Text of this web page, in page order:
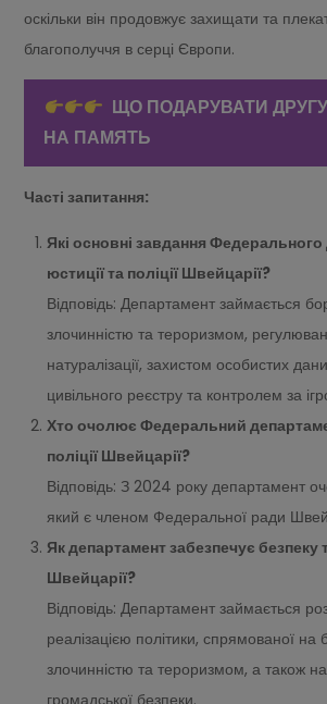
оскільки він продовжує захищати та
благополуччя в серці Європи.
ЩО ПОДАРУВАТИ ДРУГУ
НА ПАМЯТЬ
Часті запитання:
Які основні завдання
юстиції та поліції Швейцарії?
Відповідь: Департамент займається
злочинністю та тероризмом,
натуралізації, захистом особистих
цивільного реєстру та контролем за
Хто очолює Федеральний
поліції Швейцарії?
Відповідь: З 2024 року департамент
який є членом Федеральної ради
Як департамент забезпечує безпеку
Швейцарії?
Відповідь: Департамент займається
реалізацією політики, спрямованої на
злочинністю та тероризмом, а також
громадської безпеки.